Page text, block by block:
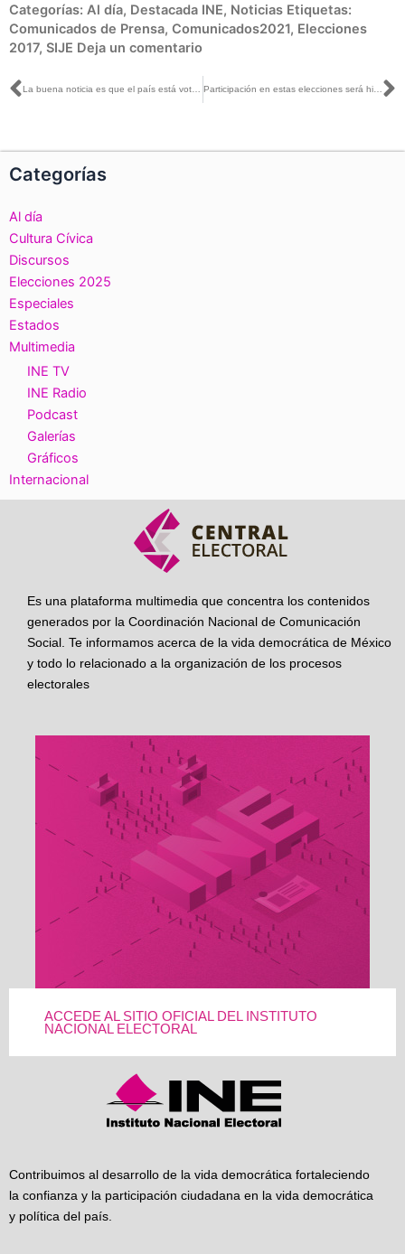
Categorías: Al día, Destacada INE, Noticias Etiquetas:
Comunicados de Prensa, Comunicados2021, Elecciones
2017, SIJE Deja un comentario
Ant Participación en estas elecciones será histórica: Norma de la Cruz
Categorías
Al día
Cultura Cívica
Discursos
Elecciones 2025
Especiales
Estados
Multimedia
INE TV
INE Radio
Podcast
Galerías
Gráficos
Internacional
Es una plataforma multimedia que concentra los contenidos
generados por la Coordinación Nacional de Comunicación
Social. Te informamos acerca de la vida democrática de México
y todo lo relacionado a la organización de los procesos
electorales
ACCEDE AL SITIO OFICIAL DEL INSTITUTO
NACIONAL ELECTORAL
Contribuimos al desarrollo de la vida democrática fortaleciendo
la confianza y la participación ciudadana en la vida democrática
y política del país.